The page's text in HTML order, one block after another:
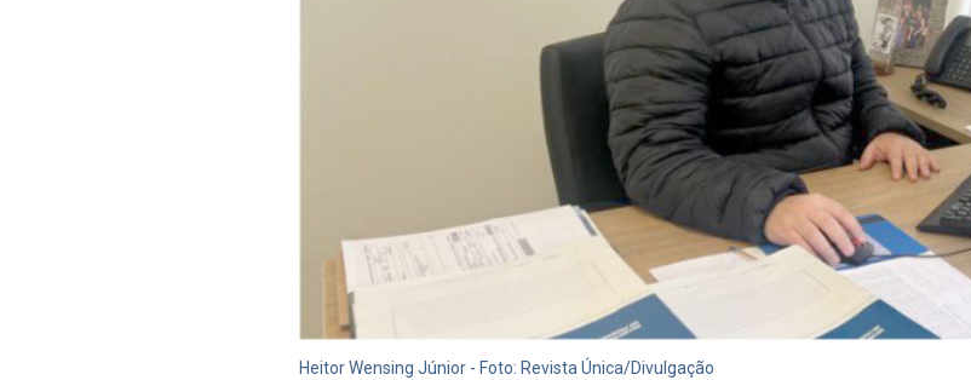
Heitor Wensing Júnior - Foto: Revista Única/Divulgação